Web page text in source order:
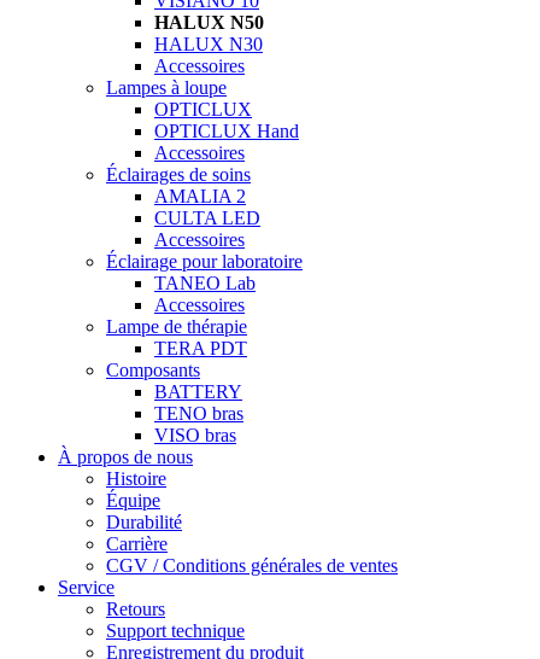
HALUX N50
HALUX N30
Accessoires
Lampes à loupe
OPTICLUX
OPTICLUX Hand
Accessoires
Éclairages de soins
AMALIA 2
CULTA LED
Accessoires
Éclairage pour laboratoire
TANEO Lab
Accessoires
Lampe de thérapie
TERA PDT
Composants
BATTERY
TENO bras
VISO bras
À propos de nous
Histoire
Équipe
Durabilité
Carrière
CGV / Conditions générales de ventes
Service
Retours
Support technique
Enregistrement du produit